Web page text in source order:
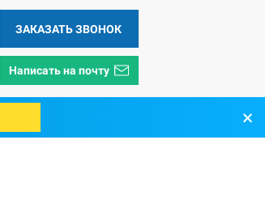
ЗАКАЗАТЬ ЗВОНОК
Написать на почту
×